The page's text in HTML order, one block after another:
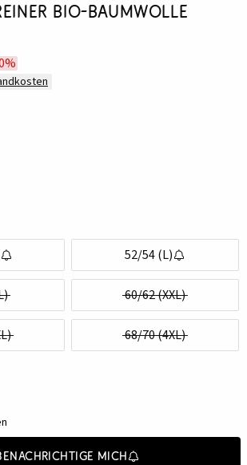
Bio-Baumwolle
52/54 (L)
60/62 (XXL)
68/70 (4XL)
mich